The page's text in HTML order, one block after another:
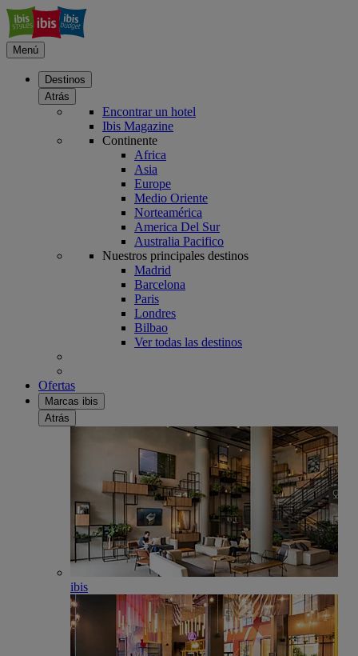
Menú
Destinos
Atrás
Encontrar un hotel
Ibis Magazine
Continente
Africa
Asia
Europe
Medio Oriente
Norteamérica
America Del Sur
Australia Pacifico
Nuestros principales destinos
Madrid
Barcelona
Paris
Londres
Bilbao
Ver todas las destinos
Ofertas
Marcas ibis
Atrás
ibis